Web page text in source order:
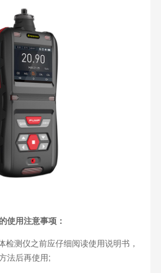
使用注意事项：
测仪之前应仔细阅读使用说明书，
法后再使用;